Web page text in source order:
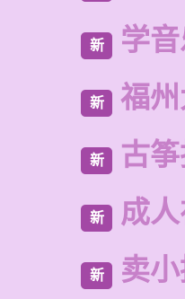
新 学
新 福
新 古
新 成
新 卖